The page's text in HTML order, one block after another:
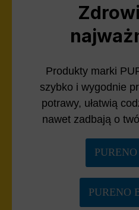
Produkty marki
szybko i wygodnie
potrawy, ułatwią
nawet zadbają o
PURENO